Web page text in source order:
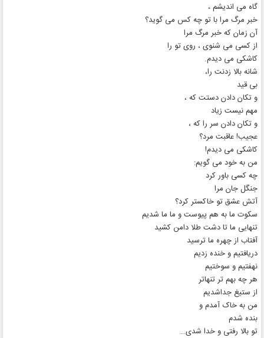
گاه می اندیشم ،
خبر مرگ مرا با تو چه کس می گوید؟
آن زمان که خبر مرگ مرا
از کسی می شنوی ، روی تو را
کاشکی می دیدم.
شانه بالا زدنت را،
بی قید
و تکان دادن دستت که ،
مهم نیست زیاد
و تکان دادن سر را که ،
عجیب! عاقبت مرد؟
کاشکی می دیدم!
من به خود می گویم:
چه کسی باور کرد
جنگل جان مرا
آتش عشق تو خاکستر کرد؟
سکوت ما به هم پیوست و ما ما شدیم
تنهایی ما تا دشت طلا دامن کشید
آفتاب از چهره ما ترسید
دریافتیم و خنده زدیم
نهفتیم و سوختیم
هر چه بهم تر تنهاتر
از ستیغ جداشدیم
من به خاک آمدم و
بنده شدم
تو بالا رفتی و خدا شدی…